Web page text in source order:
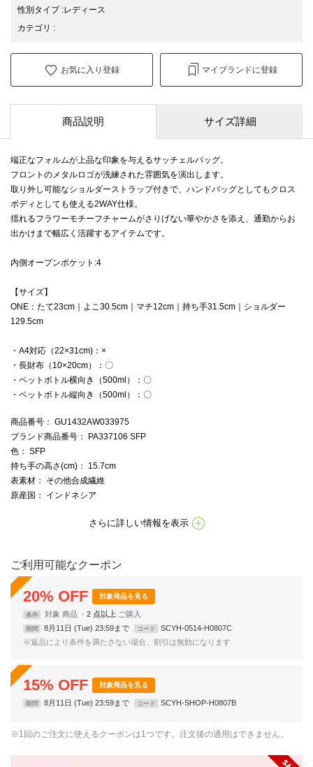
性別タイプ:レディース
カテゴリ :
お気に入り登録 マイブランドに登録
商品説明 サイズ詳細
端正なフォルムが上品な印象を与えるサッチェルバッグ。
フロントのメタルロゴが洗練された雰囲気を演出します。
取り外し可能なショルダーストラップ付きで、ハンドバッグとしてもクロス
ボディとしても使える2WAY仕様。
揺れるフラワーモチーフチャームがさりげない華やかさを添え、通勤からお
出かけまで幅広く活躍するアイテムです。
内側オープンポケット:4
【サイズ】
ONE：たて23cm｜よこ30.5cm｜マチ12cm｜持ち手31.5cm｜ショルダー
129.5cm
・A4対応（22×31cm)：×
・長財布（10×20cm）：〇
・ペットボトル横向き（500ml）：〇
・ペットボトル縦向き（500ml）：〇
商品番号 ： GU1432AW033975
ブランド商品番号 ： PA337106 SFP
色 ： SFP
持ち手の高さ(cm) ： 15.7cm
表素材 ： その他合成繊維
原産国 ： インドネシア
さらに詳しい情報を表示
ご利用可能なクーポン
20% OFF 対象商品を見る
条件 対象 商品 2 点以上
期間 8月11日 (Tue) 23:59まで コード
SCYH-0514-H0807C
※返品により条件を満たさない場合、割引は無効になります
15% OFF 対象商品を見る
期間 8月11日 (Tue) 23:59まで コード SCYH-SHOP-H0807B
※1回のご注文に使えるクーポンは1つです。注文後の適用はできません。